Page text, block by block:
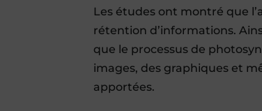
Les études ont montré que
rétention d’informations.
que le processus de
images, des graphiques et
apportées.